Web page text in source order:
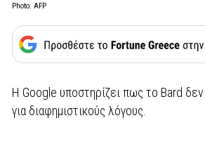
Photo: AFP
Η Google υποστηρίζει πως το Bard δεν
για διαφημιστικούς λόγους.